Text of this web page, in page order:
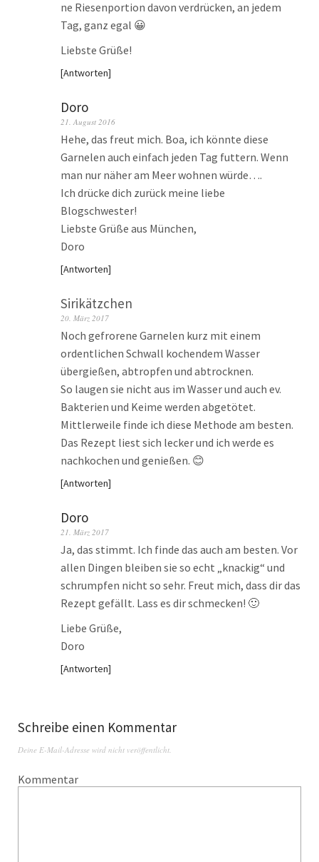
ne Riesenportion davon verdrücken, an jedem
Tag, ganz egal 😀
Liebste Grüße!
Antworten
Doro
21. August 2016
Hehe, das freut mich. Boa, ich könnte diese
Garnelen auch einfach jeden Tag futtern. Wenn
man nur näher am Meer wohnen würde….
Ich drücke dich zurück meine liebe
Blogschwester!
Liebste Grüße aus München,
Doro
Antworten
Sirikätzchen
20. März 2017
Noch gefrorene Garnelen kurz mit einem
ordentlichen Schwall kochendem Wasser
übergießen, abtropfen und abtrocknen.
So laugen sie nicht aus im Wasser und auch ev.
Bakterien und Keime werden abgetötet.
Mittlerweile finde ich diese Methode am besten.
Das Rezept liest sich lecker und ich werde es
nachkochen und genießen. 😊
Antworten
Doro
21. März 2017
Ja, das stimmt. Ich finde das auch am besten. Vor
allen Dingen bleiben sie so echt „knackig“ und
schrumpfen nicht so sehr. Freut mich, dass dir das
Rezept gefällt. Lass es dir schmecken! 🙂
Liebe Grüße,
Doro
Antworten
Schreibe einen Kommentar
Deine E-Mail-Adresse wird nicht veröffentlicht.
Kommentar